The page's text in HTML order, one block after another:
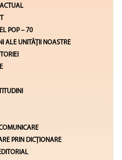
POP – 70
ALE UNITĂŢII NOASTRE
PRIN DICȚIONARE